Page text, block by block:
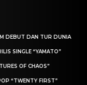
DEBUT DAN TUR DUNIA
SINGLE “YAMATO”
OF CHAOS”
“TWENTY FIRST”